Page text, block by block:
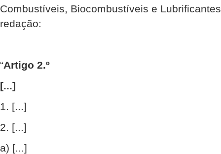
Combustíveis, Biocombustíveis e
redação:
“Artigo 2.º
[...]
1. [...]
2. [...]
a) [...]